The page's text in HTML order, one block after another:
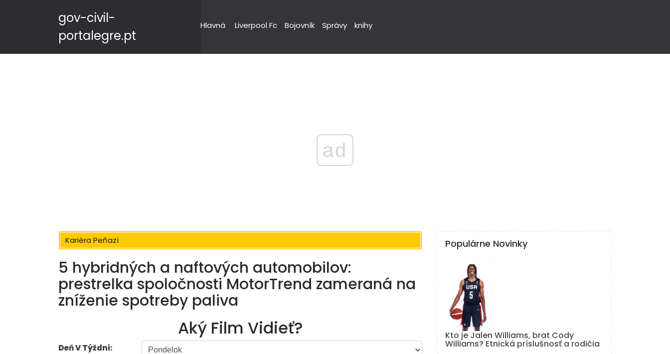
gov-civil-
portalegre.pt
Hlavná Liverpool Fc Bojovník Správy knihy
ad
Kariéra Peňazí
5 hybridných a naftových automobilov:
prestrelka spoločnosti MotorTrend zameraná na
zníženie spotreby paliva
Aký Film Vidieť?
Deň V Týždni:
Populárne Novinky
Kto je Jalen Williams, brat Cody
Williams? Etnická príslušnosť a rodičia